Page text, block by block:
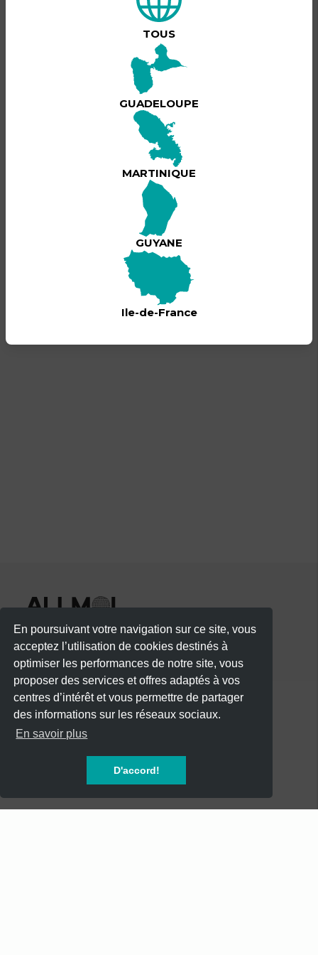
En poursuivant votre navigation sur ce site, vous
acceptez l’utilisation de cookies destinés à
optimiser les performances de notre site, vous
proposer des services et offres adaptés à vos
centres d’intérêt et vous permettre de partager
des informations sur les réseaux sociaux.
En savoir plus
D'accord!
Une ambiance 100 % Latino, 100 % fiesta !
Dress code : caliente & stylé
Viens danser, vibrer, sourire… c’est la Noche
INFINI CLUB , 99 route de Montauban 97190 Le
BILLETTERIE
Cet événement est passé !
CATÉGORIES
TOUS
GUADELOUPE
MARTINIQUE
GUYANE
Ile-de-France